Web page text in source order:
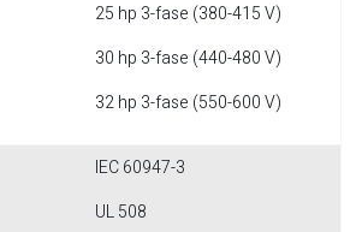
25 hp 3-fase (380-415 V)
30 hp 3-fase (440-480 V)
32 hp 3-fase (550-600 V)
IEC 60947-3
UL 508